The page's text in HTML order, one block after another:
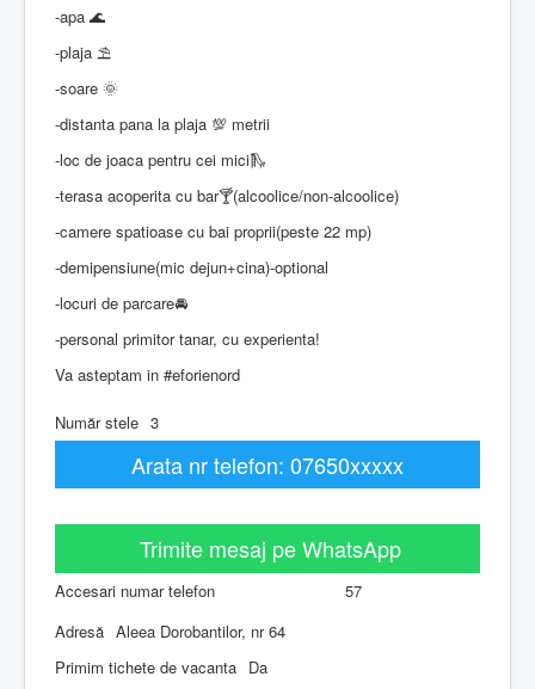
-apa 🌊
-plaja ⛱️
-soare 🌞
-distanta pana la plaja 💯 metrii
-loc de joaca pentru cei mici🛝
-terasa acoperita cu bar🍸(alcoolice/non-alcoolice)
-camere spatioase cu bai proprii(peste 22 mp)
-demipensiune(mic dejun+cina)-optional
-locuri de parcare🚘
-personal primitor tanar, cu experienta!
Va asteptam in #eforienord
Număr stele 3
Arata nr telefon: 07650xxxxx
Trimite mesaj pe WhatsApp
Accesari numar telefon
57
Adresă Aleea Dorobantilor, nr 64
Primim tichete de vacanta Da